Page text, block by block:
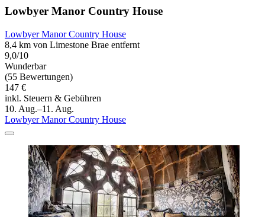
Lowbyer Manor Country House
Lowbyer Manor Country House
8,4 km von Limestone Brae entfernt
9,0/10
Wunderbar
(55 Bewertungen)
147 €
inkl. Steuern & Gebühren
10. Aug.–11. Aug.
Lowbyer Manor Country House